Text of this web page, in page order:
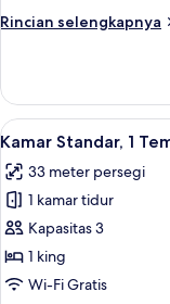
Tidur
Rincian selengkapnya
Rincian
Kamar
Premium,
1
Tidur
King
Lihat
semua
foto
untuk
Kamar
Standar,
1
5
Kamar Standar, 1
33 meter persegi
1 kamar tidur
Kapasitas 3
1 king
Wi-Fi Gratis